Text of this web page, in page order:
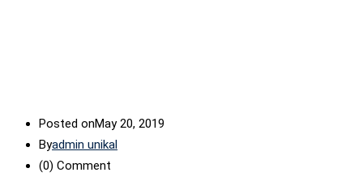
Posted onMay 20, 2019
Byadmin unikal
(0) Comment